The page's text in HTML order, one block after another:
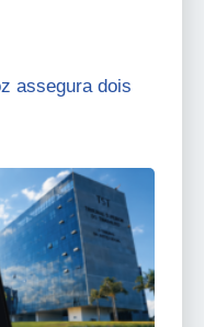
assegura dois